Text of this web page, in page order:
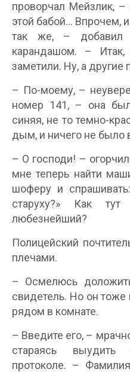
проворчал Мейзлик,
этой бабой… Впрочем,
так же, – добавил
карандашом. –
заметили. Ну, а другие
– По-моему, –
номер 141, – она
синяя, не то темно-
дым, и ничего не было
– О господи! –
мне теперь найти
шоферу и
старуху?» Как
любезнейший?
Полицейский
плечами.
– Осмелюсь
свидетель. Но он тоже
рядом в комнате.
– Введите его, –
стараясь
протоколе. –